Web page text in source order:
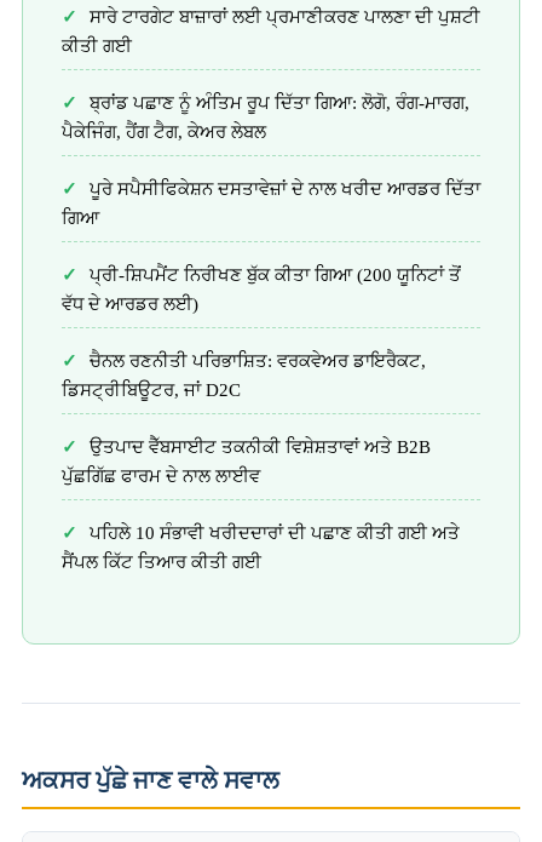
ਸਾਰੇ ਟਾਰਗੇਟ ਬਾਜ਼ਾਰਾਂ ਲਈ ਪ੍ਰਮਾਣੀਕਰਣ ਪਾਲਣਾ ਦੀ ਪੁਸ਼ਟੀ
ਕੀਤੀ ਗਈ
ਬ੍ਰਾਂਡ ਪਛਾਣ ਨੂੰ ਅੰਤਿਮ ਰੂਪ ਦਿੱਤਾ ਗਿਆ: ਲੋਗੋ, ਰੰਗ-ਮਾਰਗ,
ਪੈਕੇਜਿੰਗ, ਹੈਂਗ ਟੈਗ, ਕੇਅਰ ਲੇਬਲ
ਪੂਰੇ ਸਪੈਸੀਫਿਕੇਸ਼ਨ ਦਸਤਾਵੇਜ਼ਾਂ ਦੇ ਨਾਲ ਖਰੀਦ ਆਰਡਰ ਦਿੱਤਾ
ਗਿਆ
ਪ੍ਰੀ-ਸ਼ਿਪਮੈਂਟ ਨਿਰੀਖਣ ਬੁੱਕ ਕੀਤਾ ਗਿਆ (200 ਯੂਨਿਟਾਂ ਤੋਂ
ਵੱਧ ਦੇ ਆਰਡਰ ਲਈ)
ਚੈਨਲ ਰਣਨੀਤੀ ਪਰਿਭਾਸ਼ਿਤ: ਵਰਕਵੇਅਰ ਡਾਇਰੈਕਟ,
ਡਿਸਟ੍ਰੀਬਿਊਟਰ, ਜਾਂ D2C
ਉਤਪਾਦ ਵੈੱਬਸਾਈਟ ਤਕਨੀਕੀ ਵਿਸ਼ੇਸ਼ਤਾਵਾਂ ਅਤੇ B2B
ਪੁੱਛਗਿੱਛ ਫਾਰਮ ਦੇ ਨਾਲ ਲਾਈਵ
ਪਹਿਲੇ 10 ਸੰਭਾਵੀ ਖਰੀਦਦਾਰਾਂ ਦੀ ਪਛਾਣ ਕੀਤੀ ਗਈ ਅਤੇ
ਸੈਂਪਲ ਕਿੱਟ ਤਿਆਰ ਕੀਤੀ ਗਈ
ਅਕਸਰ ਪੁੱਛੇ ਜਾਣ ਵਾਲੇ ਸਵਾਲ